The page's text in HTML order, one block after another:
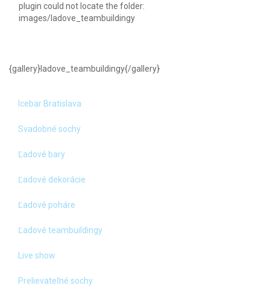
plugin could not locate the folder:
images/ladove_teambuildingy
{gallery}ladove_teambuildingy{/gallery}
Icebar Bratislava
Svadobné sochy
Ľadové bary
Ľadové dekorácie
Ľadové poháre
Ľadové teambuildingy
Live show
Prelievateľné sochy